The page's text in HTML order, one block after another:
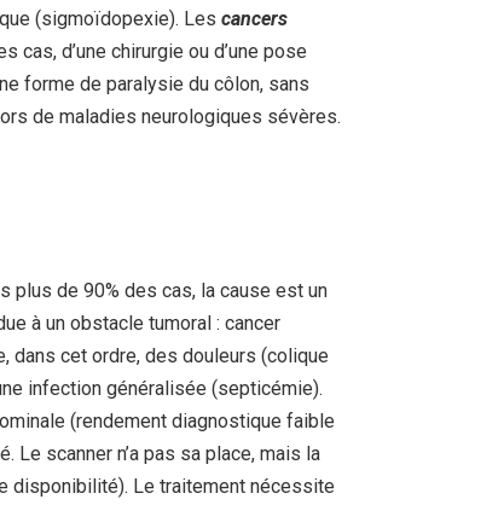
(sigmoïdopexie). Lescancers
d’une chirurgie ou d’une pose
forme de paralysie du côlon, sans
de maladies neurologiques sévères.
plus de 90% des cas, la cause est un
à un obstacle tumoral : cancer
dans cet ordre, des douleurs (colique
infection généralisée (septicémie).
(rendement diagnostique faible
scanner n’a pas sa place, mais la
disponibilité). Le traitement nécessite